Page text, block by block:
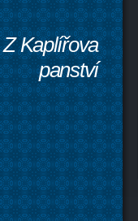
Z Kaplířova
panství